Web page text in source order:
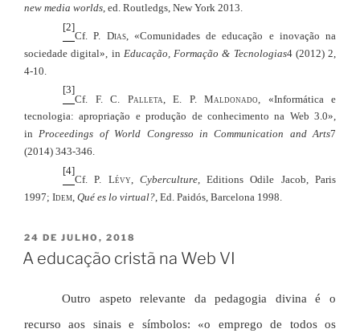
new media worlds , ed. Routledgs, New York 2013.
[2]
Cf. P. Dias, «Comunidades de educação e inovação na
sociedade digital», in Educação, Formação & Tecnologias4 (2012) 2,
4-10.
[3]
Cf. F. C. Palleta , E. P. Maldonado , «Informática e
tecnologia: apropriação e produção de conhecimento na Web 3.0»,
inProceedings of World Congresso in Communication and Arts7
(2014) 343-346.
[4]
Cf. P. Lévy, Cyberculture, Editions Odile Jacob, Paris
1997; Idem, Qué es lo virtual?, Ed. Paidós, Barcelona 1998.
PUBLICADO
EM
24 DE JULHO, 2018
A educação cristã na Web VI
Outro aspeto relevante da pedagogia divina é o
recurso aos sinais e símbolos: «o emprego de todos os